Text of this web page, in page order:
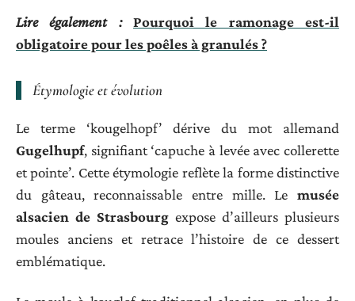
Lire également :
Pourquoi le ramonage est-il
obligatoire pour les poêles à granulés ?
Étymologie et évolution
Le terme ‘kougelhopf’ dérive du mot allemand
Gugelhupf, signifiant ‘capuche à levée avec collerette
et pointe’. Cette étymologie reflète la forme distinctive
du gâteau, reconnaissable entre mille. Le musée
alsacien de Strasbourg expose d’ailleurs plusieurs
moules anciens et retrace l’histoire de ce dessert
emblématique.